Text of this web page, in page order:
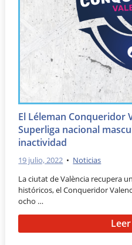
El Léleman Conqueridor
Superliga nacional
inactividad
19 julio, 2022 • Noticias
La ciutat de València recupera
históricos, el Conqueridor
ocho …